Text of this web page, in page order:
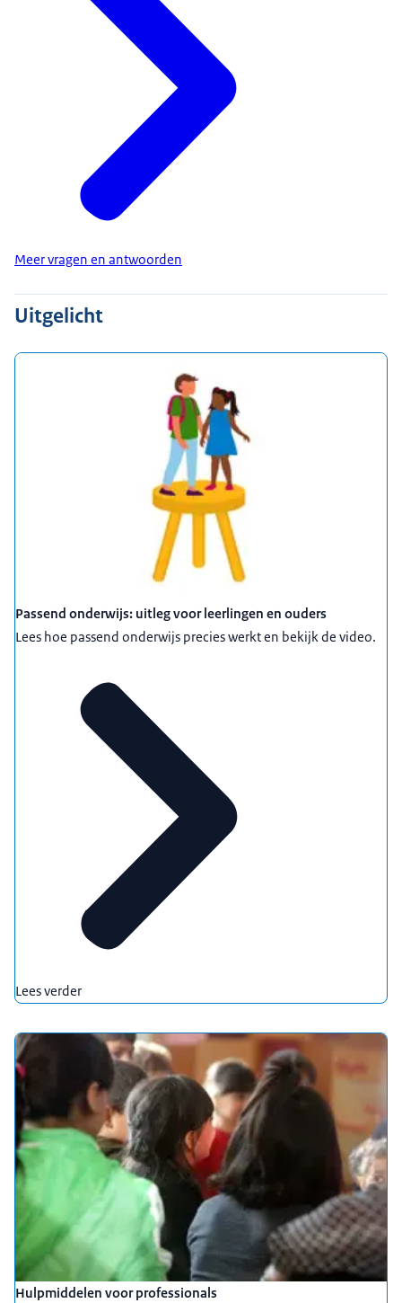
Meer vragen en antwoorden
Uitgelicht
Passend onderwijs: uitleg voor leerlingen en ouders
Lees hoe passend onderwijs precies werkt en bekijk de video.
Lees verder
Hulpmiddelen voor professionals